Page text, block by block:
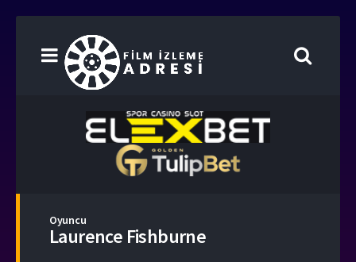
Oyuncu
Laurence Fishburne